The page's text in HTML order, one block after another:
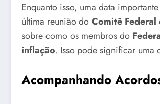
Enquanto isso, uma data
última reunião doComitê
sobre como os membros do
inflação. Isso pode significar uma
Acompanhando